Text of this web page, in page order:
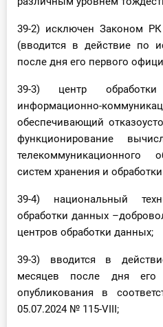
39-2) исключен Законом
(вводится в действие по
после дня его первого
39-3) центр
информационно-
обеспечивающий
функционирование
телекоммуникационного
систем хранения и
39-4) национальный
обработки данных
центров обработки данных;
39-3) вводится в
месяцев после дня его
опубликования в
05.07.2024 № 115-VIII;